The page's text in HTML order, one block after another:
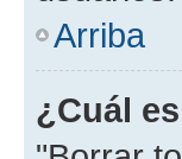
Arriba
¿Cuál